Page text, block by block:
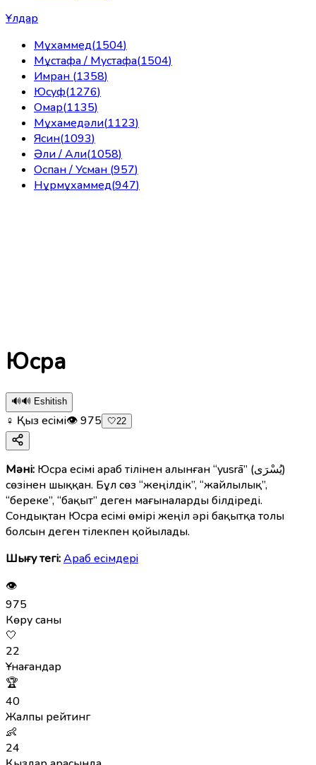
Ұлдар
Мұхаммед(1504)
Мұстафа / Мустафа(1504)
Имран (1358)
Юсуф(1276)
Омар(1135)
Мұхамедәли(1123)
Ясин(1093)
Әли / Али(1058)
Оспан / Усман (957)
Нұрмұхаммед(947)
Юсра
🔊🔊 Eshitish
♀ Қыз есімі👁975 🤍22
Мәні: Юсра есімі араб тілінен алынған “yusrā” (يُسْرَى)
сөзінен шыққан. Бұл сөз “жеңілдік”, “жайлылық”,
“береке”, “бақыт” деген мағыналарды білдіреді.
Сондықтан Юсра есімі өмірі жеңіл әрі бақытқа толы
болсын деген тілекпен қойылады.
Шығу тегі:Араб есімдерi
👁
975
Көру саны
🤍
22
Ұнағандар
🏆
40
Жалпы рейтинг
👶
24